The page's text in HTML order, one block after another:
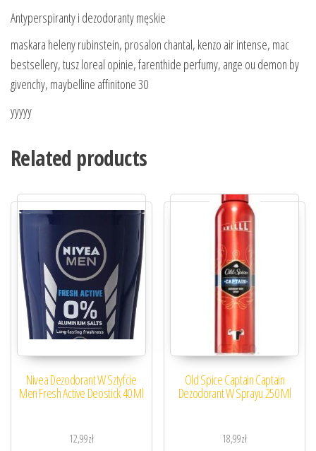
Antyperspiranty i dezodoranty męskie
maskara heleny rubinstein, prosalon chantal, kenzo air intense, mac
bestsellery, tusz loreal opinie, farenthide perfumy, ange ou demon by
givenchy, maybelline affinitone 30
yyyyy
Related products
Nivea Dezodorant W Sztyfcie
Men Fresh Active Deostick 40 Ml
12,99zł
Old Spice Captain Captain
Dezodorant W Sprayu 250 Ml
18,99zł